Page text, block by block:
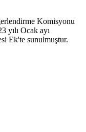
Komisyonu
yılı Ocak ayı
Ek'te sunulmuştur.